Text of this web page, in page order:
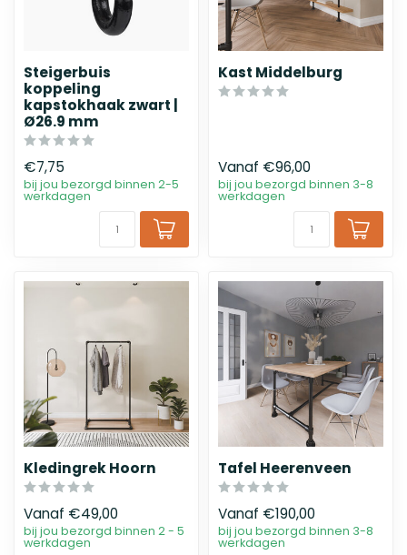
Steigerbuis
koppeling
kapstokhaak zwart |
Ø26.9 mm
€7,75
bij jou bezorgd binnen 2-5
werkdagen
Kast Middelburg
Vanaf €96,00
bij jou bezorgd binnen 3-8
werkdagen
Kledingrek Hoorn
Vanaf €49,00
bij jou bezorgd binnen 2 - 5
werkdagen
Tafel Heerenveen
Vanaf €190,00
bij jou bezorgd binnen 3-8
werkdagen